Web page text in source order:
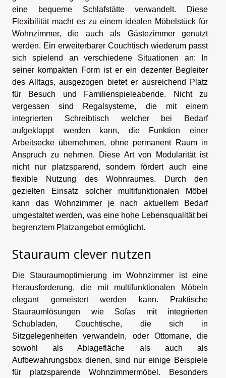
eine bequeme Schlafstätte verwandelt. Diese
Flexibilität macht es zu einem idealen Möbelstück für
Wohnzimmer, die auch als Gästezimmer genutzt
werden. Ein erweiterbarer Couchtisch wiederum passt
sich spielend an verschiedene Situationen an: In
seiner kompakten Form ist er ein dezenter Begleiter
des Alltags, ausgezogen bietet er ausreichend Platz
für Besuch und Familienspieleabende. Nicht zu
vergessen sind Regalsysteme, die mit einem
integrierten Schreibtisch welcher bei Bedarf
aufgeklappt werden kann, die Funktion einer
Arbeitsecke übernehmen, ohne permanent Raum in
Anspruch zu nehmen. Diese Art von Modularität ist
nicht nur platzsparend, sondern fördert auch eine
flexible Nutzung des Wohnraumes. Durch den
gezielten Einsatz solcher multifunktionalen Möbel
kann das Wohnzimmer je nach aktuellem Bedarf
umgestaltet werden, was eine hohe Lebensqualität bei
begrenztem Platzangebot ermöglicht.
Stauraum clever nutzen
Die Stauraumoptimierung im Wohnzimmer ist eine
Herausforderung, die mit multifunktionalen Möbeln
elegant gemeistert werden kann. Praktische
Stauraumlösungen wie Sofas mit integrierten
Schubladen, Couchtische, die sich in
Sitzgelegenheiten verwandeln, oder Ottomane, die
sowohl als Ablagefläche als auch als
Aufbewahrungsbox dienen, sind nur einige Beispiele
für platzsparende Wohnzimmermöbel. Besonders